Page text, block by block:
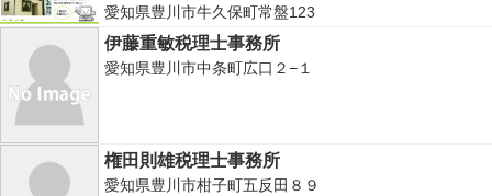
愛知県豊川市牛久保町常盤123
伊藤重敏税理士事務所
愛知県豊川市中条町広口２−１
権田則雄税理士事務所
愛知県豊川市柑子町五反田８９